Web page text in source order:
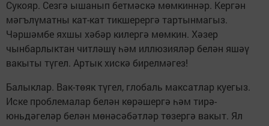
Сукояр. Сезгә ышанып бетмәскә мөмкиннәр. Кергән
мәгълүматны кат-кат тикшерергә тартынмагыз.
Чәршәмбе яхшы хәбәр килергә мөмкин. Хәзер
чынбарлыктан читләшү һәм иллюзияләр белән яшәү
вакыты түгел. Артык хискә бирелмәгез!
Балыклар. Вак-төяк түгел, глобаль максатлар куегыз.
Иске проблемалар белән көрәшергә һәм тирә-
юньдәгеләр белән мөнәсәбәтләр төзергә вакыт. Ял